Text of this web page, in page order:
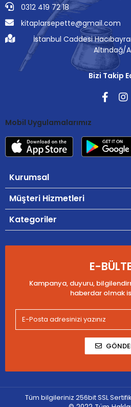
0312 419 72 18
kitaplarsepette@gmail.com
İstanbul Caddesi
Altındağ/
Bizi Takip
Mobil Uygulamalarımız
Kurumsal
Müşteri Hizmetleri
Kategoriler
E-
Kampanya, duyuru,
haberdar olmak
Tüm bilgileriniz 256bit SSL